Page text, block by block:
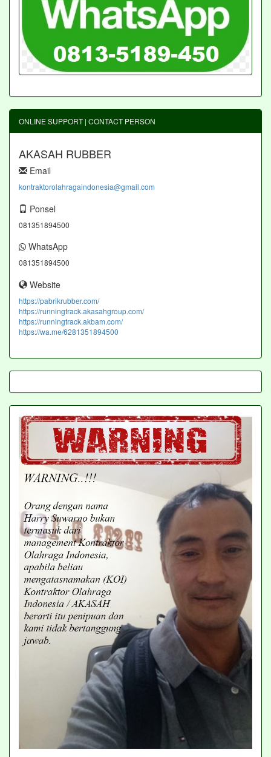
ONLINE SUPPORT | CONTACT PERSON
AKASAH RUBBER
Email
kontraktorolahragaindonesia@gmail.com
Ponsel
081351894500
WhatsApp
081351894500
Website
https://pabrikrubber.com/
https://runningtrack.akasahgroup.com/
https://runningtrack.akbam.com/
https://wa.me/6281351894500